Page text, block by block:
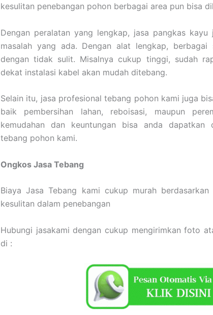
kesulitan penebangan pohon berbagai area pun bisa
Dengan peralatan yang lengkap, jasa pangkas kayu
masalah yang ada. Dengan alat lengkap,
dengan tidak sulit. Misalnya cukup tinggi, sudah
dekat instalasi kabel akan mudah ditebang.
Selain itu, jasa profesional tebang pohon kami juga
baik pembersihan lahan, reboisasi, maupun
kemudahan dan keuntungan bisa anda dapatkan
tebang pohon kami.
Ongkos Jasa Tebang
Biaya Jasa Tebang kami cukup murah
kesulitan dalam penebangan
Hubungi jasakami dengan cukup mengirimkan foto
di :